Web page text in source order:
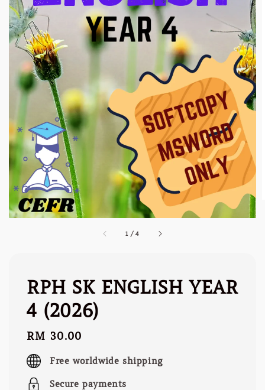
1 /4
RPH SK ENGLISH YEAR
4 (2026)
Regular
price
RM 30.00
Free worldwide shipping
Secure payments